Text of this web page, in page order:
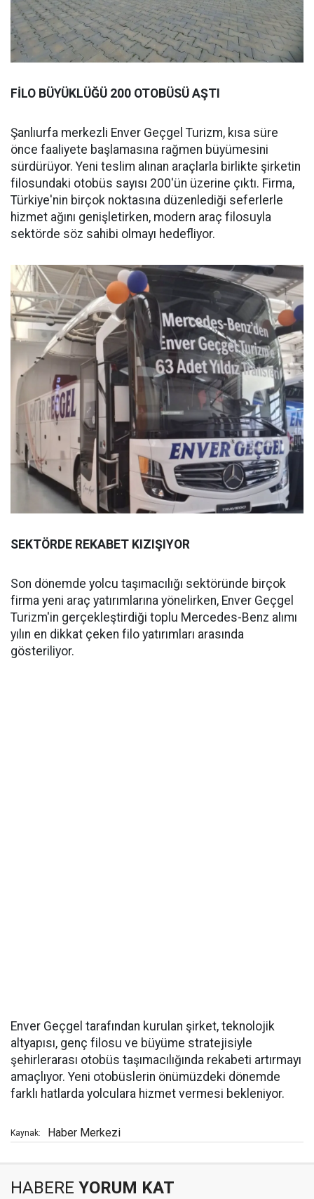
FİLO BÜYÜKLÜĞÜ 200 OTOBÜSÜ AŞTI
Şanlıurfa merkezli Enver Geçgel Turizm, kısa süre
önce faaliyete başlamasına rağmen büyümesini
sürdürüyor. Yeni teslim alınan araçlarla birlikte şirketin
filosundaki otobüs sayısı 200'ün üzerine çıktı. Firma,
Türkiye'nin birçok noktasına düzenlediği seferlerle
hizmet ağını genişletirken, modern araç filosuyla
sektörde söz sahibi olmayı hedefliyor.
SEKTÖRDE REKABET KIZIŞIYOR
Son dönemde yolcu taşımacılığı sektöründe birçok
firma yeni araç yatırımlarına yönelirken, Enver Geçgel
Turizm'in gerçekleştirdiği toplu Mercedes-Benz alımı
yılın en dikkat çeken filo yatırımları arasında
gösteriliyor.
Enver Geçgel tarafından kurulan şirket, teknolojik
altyapısı, genç filosu ve büyüme stratejisiyle
şehirlerarası otobüs taşımacılığında rekabeti artırmayı
amaçlıyor. Yeni otobüslerin önümüzdeki dönemde
farklı hatlarda yolculara hizmet vermesi bekleniyor.
Kaynak: Haber Merkezi
HABERE YORUM KAT